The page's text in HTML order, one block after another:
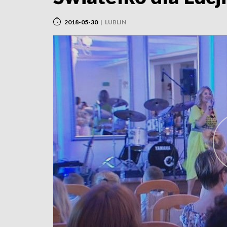
2018-05-30 | LUBLIN